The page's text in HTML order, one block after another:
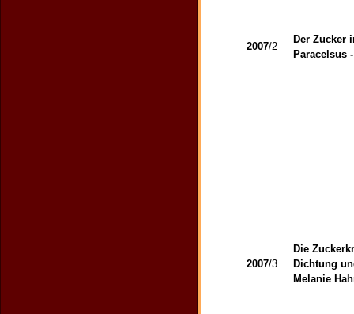
2007/2
Der Zucker
Paracelsus
2007/3
Die
Dichtung
Melanie